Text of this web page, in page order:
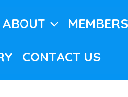
ABOUT MEMBERS
CONTACT US